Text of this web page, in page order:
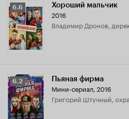
Рейтинг
Кинопоиска
6.6
6.6 Хороший мальчик
2016
Владимир Дронов,
Рейтинг
Кинопоиска
6.2
6.2 Пьяная фирма
Мини-сериал, 2016
Григорий Штучный, охранник в